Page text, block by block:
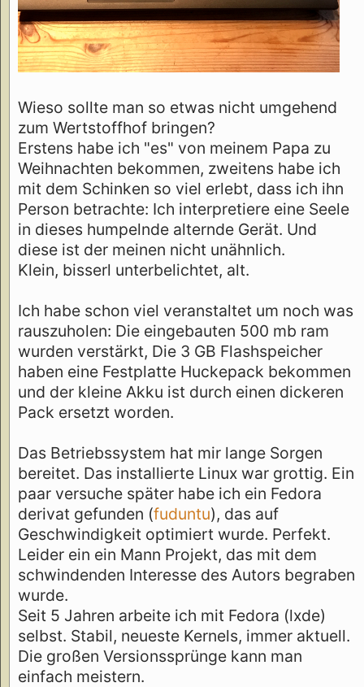
Wieso sollte man so etwas nicht umgehend
zum Wertstoffhof bringen?
Erstens habe ich "es" von meinem Papa zu
Weihnachten bekommen, zweitens habe ich
mit dem Schinken so viel erlebt, dass ich ihn
Person betrachte: Ich interpretiere eine Seele
in dieses humpelnde alternde Gerät. Und
diese ist der meinen nicht unähnlich.
Klein, bisserl unterbelichtet, alt.
Ich habe schon viel veranstaltet um noch was
rauszuholen: Die eingebauten 500 mb ram
wurden verstärkt, Die 3 GB Flashspeicher
haben eine Festplatte Huckepack bekommen
und der kleine Akku ist durch einen dickeren
Pack ersetzt worden.
Das Betriebssystem hat mir lange Sorgen
bereitet. Das installierte Linux war grottig. Ein
paar versuche später habe ich ein Fedora
derivat gefunden (fuduntu), das auf
Geschwindigkeit optimiert wurde. Perfekt.
Leider ein ein Mann Projekt, das mit dem
schwindenden Interesse des Autors begraben
wurde.
Seit 5 Jahren arbeite ich mit Fedora (lxde)
selbst. Stabil, neueste Kernels, immer aktuell.
Die großen Versionssprünge kann man
einfach meistern.